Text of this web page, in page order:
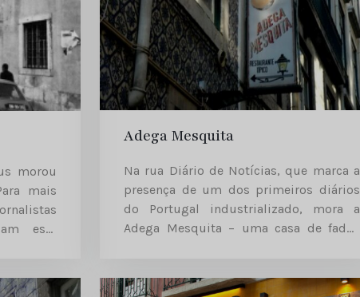
morou
mais
este
dos
Adega Mesquita
Na rua Diário de Notícias, que marca a
presença de um dos primeiros diários
do Portugal industrializado, mora a
Adega Mesquita – uma casa de fados